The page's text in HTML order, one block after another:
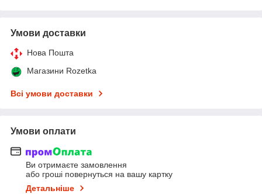
Умови доставки
Нова Пошта
Магазини Rozetka
Всі умови доставки
Умови оплати
Ви отримаєте замовлення
або гроші повернуться на вашу картку
Детальніше